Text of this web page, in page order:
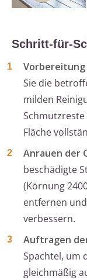
Schritt-für-
Vorbereitung
Sie die
milden
Fläche
Anrauen der
beschädigte
(Körnung
entfernen
verbessern.
Auftragen
Spachtel, um
gleichmäßig